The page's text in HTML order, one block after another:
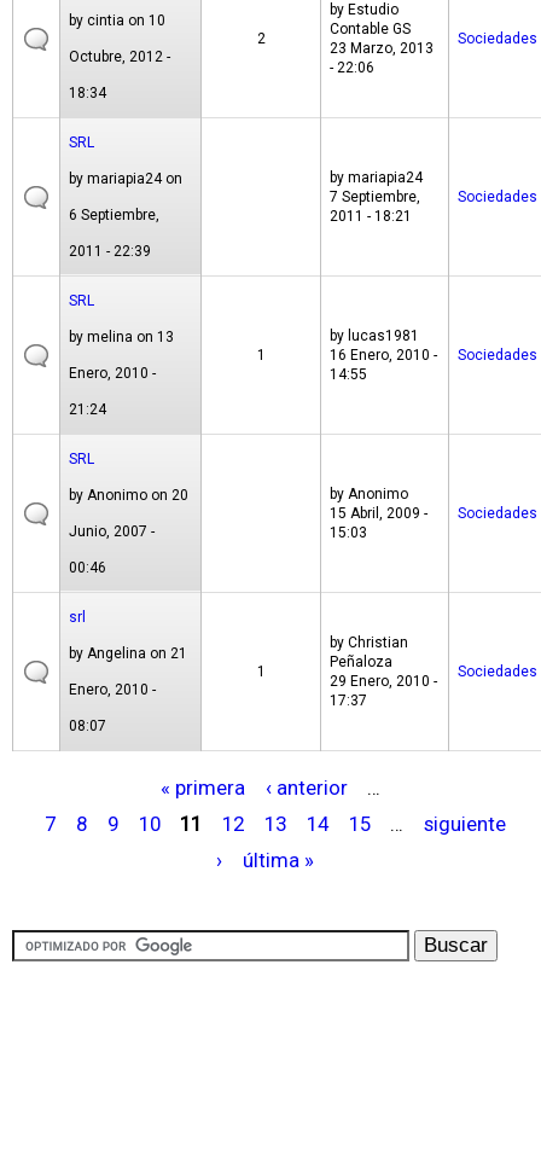
by cintia on 10
Octubre, 2012 -
18:34
2
by Estudio
Contable GS
23 Marzo, 2013
- 22:06
Sociedades
SRL
by mariapia24on
6 Septiembre,
2011 - 22:39
by mariapia24
7 Septiembre,
2011 - 18:21
Sociedades
SRL
by melina on 13
Enero, 2010 -
21:24
1
by lucas1981
16 Enero, 2010 -
14:55
Sociedades
SRL
by Anonimo on 20
Junio, 2007 -
00:46
by Anonimo
15 Abril, 2009 -
15:03
Sociedades
srl
by Angelina on 21
Enero, 2010 -
08:07
1
by Christian
Peñaloza
29 Enero, 2010 -
17:37
Sociedades
i
n
« primera ‹ anterior
…
7
8 9 10 11 12 13 14 15 …
siguiente
›
última »